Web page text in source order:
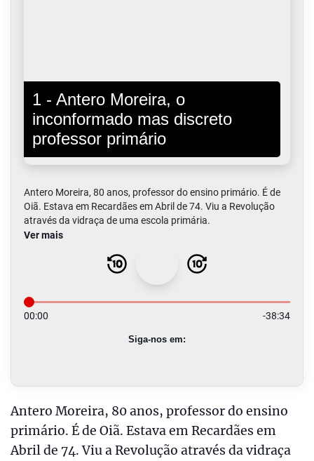
Antero Moreira, 80 anos, professor do ensino
primário. É de Oiã. Estava em Recardães em
Abril de 74. Viu a Revolução através da vidraça